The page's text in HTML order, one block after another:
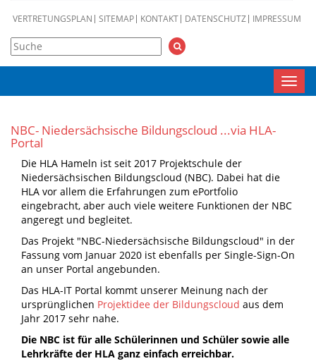
VERTRETUNGSPLAN SITEMAP KONTAKT DATENSCHUTZ IMPRESSUM
NBC- Niedersächsische Bildungscloud ...via HLA-
Portal
Die HLA Hameln ist seit 2017 Projektschule der
Niedersächsischen Bildungscloud (NBC). Dabei hat die
HLA vor allem die Erfahrungen zum ePortfolio
eingebracht, aber auch viele weitere Funktionen der NBC
angeregt und begleitet.
Das Projekt "NBC-Niedersächsische Bildungscloud" in der
Fassung vom Januar 2020 ist ebenfalls per Single-Sign-On
an unser Portal angebunden.
Das HLA-IT Portal kommt unserer Meinung nach der
ursprünglichen Projektidee der Bildungscloud aus dem
Jahr 2017 sehr nahe.
Die NBC ist für alle Schülerinnen und Schüler sowie alle
Lehrkräfte der HLA ganz einfach erreichbar.